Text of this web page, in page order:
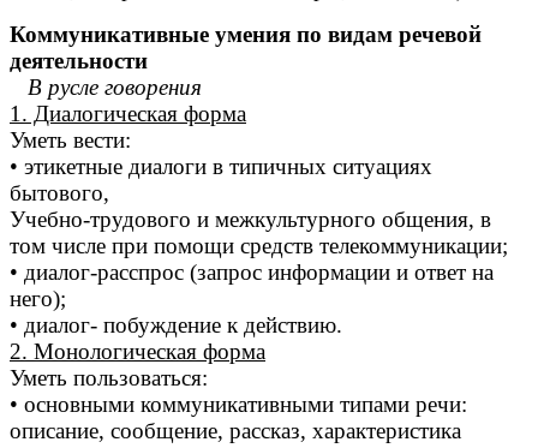
Коммуникативные умения по видам речевой
деятельности
В русле говорения
1. Диалогическая форма
Уметь вести:
• этикетные диалоги в типичных ситуациях
бытового,
Учебно-трудового и межкультурного общения, в
том числе при помощи средств телекоммуникации;
• диалог-расспрос (запрос информации и ответ на
него);
• диалог- побуждение к действию.
2. Монологическая форма
Уметь пользоваться:
• основными коммуникативными типами речи:
описание, сообщение, рассказ, характеристика